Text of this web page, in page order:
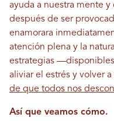
ayuda a nuestra mente y
después de ser
enamorara
atención plena y la
estrategias
aliviar el estrés y volver
de que todos nos
Así que veamos cómo.